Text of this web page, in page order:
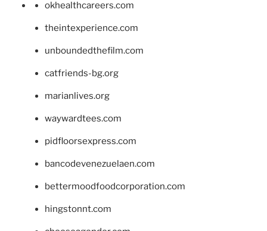
okhealthcareers.com
theintexperience.com
unboundedthefilm.com
catfriends-bg.org
marianlives.org
waywardtees.com
pidfloorsexpress.com
bancodevenezuelaen.com
bettermoodfoodcorporation.com
hingstonnt.com